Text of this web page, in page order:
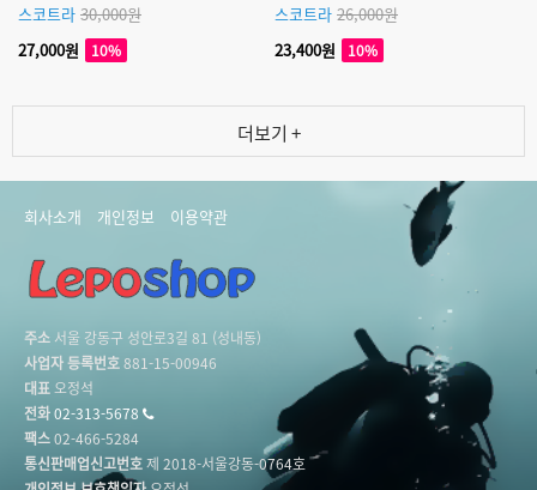
스코트라 30,000원
27,000원
10%
스코트라 26,000원
23,400원
10%
더보기 +
회사소개 개인정보 이용약관
주소 서울 강동구 성안로3길 81 (성내동)
사업자 등록번호881-15-00946
대표오정석
전화02-313-5678
팩스02-466-5284
통신판매업신고번호제 2018-서울강동-0764호